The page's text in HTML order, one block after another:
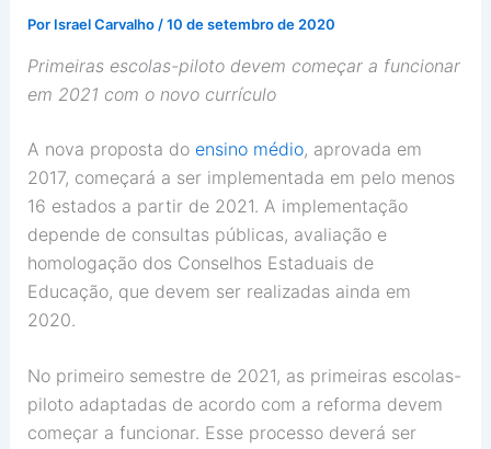
Por Israel Carvalho /10 de setembro de 2020
Primeiras escolas-piloto devem começar a funcionar
em 2021 com o novo currículo
A nova proposta do ensino médio, aprovada em
2017, começará a ser implementada em pelo menos
16 estados a partir de 2021. A implementação
depende de consultas públicas, avaliação e
homologação dos Conselhos Estaduais de
Educação, que devem ser realizadas ainda em
2020.
No primeiro semestre de 2021, as primeiras escolas-
piloto adaptadas de acordo com a reforma devem
começar a funcionar. Esse processo deverá ser